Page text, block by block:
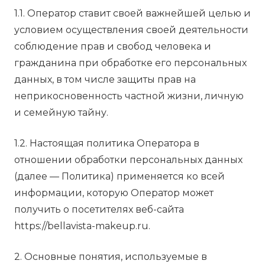
1.1. Оператор ставит своей важнейшей целью и
условием осуществления своей деятельности
соблюдение прав и свобод человека и
гражданина при обработке его персональных
данных, в том числе защиты прав на
неприкосновенность частной жизни, личную
и семейную тайну.
1.2. Настоящая политика Оператора в
отношении обработки персональных данных
(далее — Политика) применяется ко всей
информации, которую Оператор может
получить о посетителях веб-сайта
https://bellavista-makeup.ru.
2. Основные понятия, используемые в